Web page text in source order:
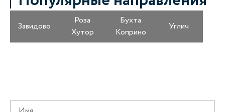
Завидово
Роза
Хутор
Бухта
Коприно
Углич